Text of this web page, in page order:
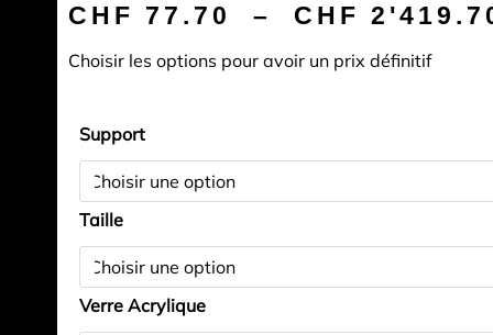
CHF 77.70 – CHF
Choisir les options pour avoir un prix définitif
Support
Taille
Verre Acrylique
de
small
light
for
the
river
(Gorges